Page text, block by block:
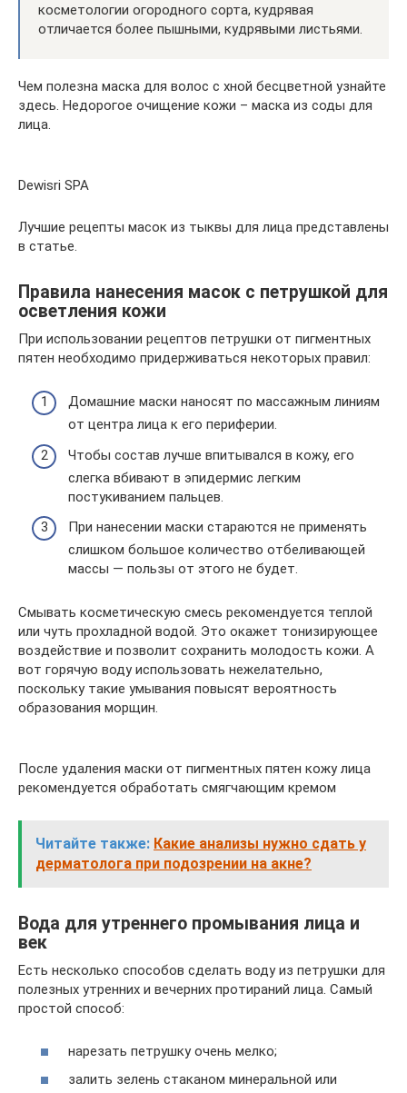
косметологии огородного сорта, кудрявая
отличается более пышными, кудрявыми листьями.
Чем полезна маска для волос с хной бесцветной узнайте
здесь. Недорогое очищение кожи – маска из соды для
лица.
Dewisri SPA
Лучшие рецепты масок из тыквы для лица представлены
в статье.
Правила нанесения масок с петрушкой для
осветления кожи
При использовании рецептов петрушки от пигментных
пятен необходимо придерживаться некоторых правил:
Домашние маски наносят по массажным линиям
от центра лица к его периферии.
Чтобы состав лучше впитывался в кожу, его
слегка вбивают в эпидермис легким
постукиванием пальцев.
При нанесении маски стараются не применять
слишком большое количество отбеливающей
массы — пользы от этого не будет.
Смывать косметическую смесь рекомендуется теплой
или чуть прохладной водой. Это окажет тонизирующее
воздействие и позволит сохранить молодость кожи. А
вот горячую воду использовать нежелательно,
поскольку такие умывания повысят вероятность
образования морщин.
После удаления маски от пигментных пятен кожу лица
рекомендуется обработать смягчающим кремом
Читайте также: Какие анализы нужно сдать у
дерматолога при подозрении на акне?
Вода для утреннего промывания лица и
век
Есть несколько способов сделать воду из петрушки для
полезных утренних и вечерних протираний лица. Самый
простой способ:
нарезать петрушку очень мелко;
залить зелень стаканом минеральной или